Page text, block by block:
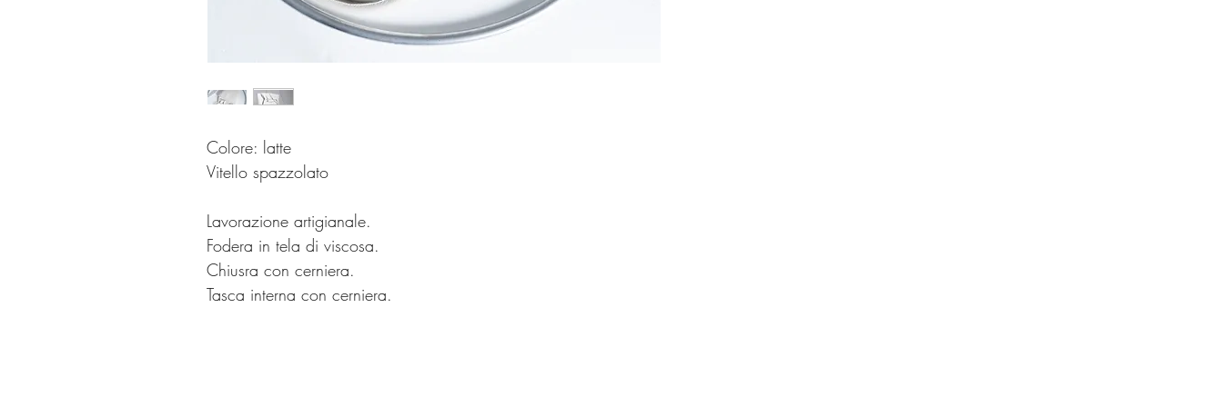
Colore: latte
Vitello spazzolato
Lavorazione artigianale.
Fodera in tela di viscosa.
Chiusra con cerniera.
Tasca interna con cerniera.